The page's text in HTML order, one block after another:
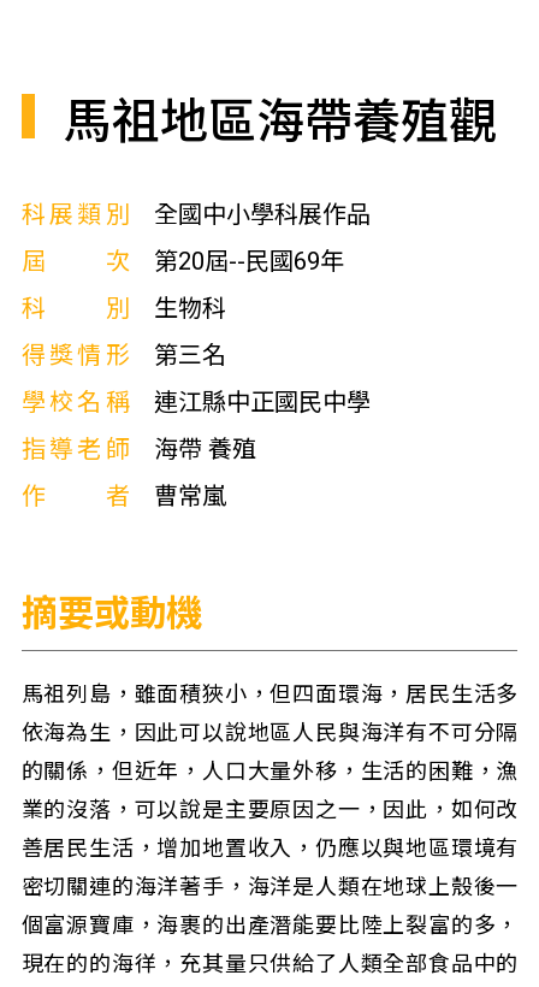
馬祖地區海帶養殖觀
科展類別
全國中小學科展作品
屆次
第20屆--民國69年
科別
生物科
得獎情形
第三名
學校名稱
連江縣中正國民中學
指導老師
海帶 養殖
作者
曹常嵐
摘要或動機
馬祖列島，雖面積狹小，但四面環海，居民生活多
依海為生，因此可以說地區人民與海洋有不可分隔
的關係，但近年，人口大量外移，生活的困難，漁
業的沒落，可以說是主要原因之一，因此，如何改
善居民生活，增加地置收入，仍應以與地區環境有
密切關連的海洋著手，海洋是人類在地球上殼後一
個富源寶庫，海裹的出產潛能要比陸上裂富的多，
現在的的海徉，充其量只供給了人類全部食品中的